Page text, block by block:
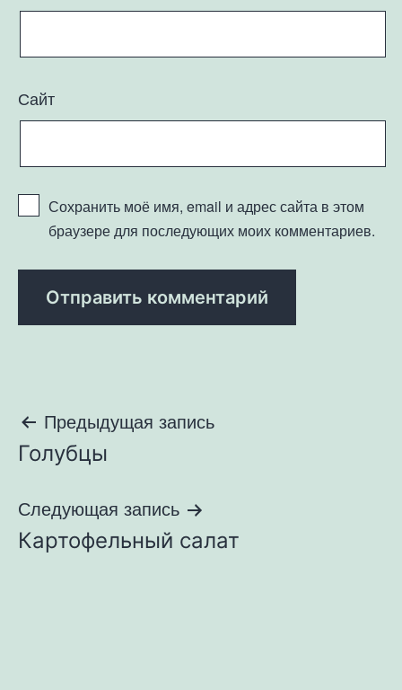
Сайт
Сохранить моё имя, email и адрес сайта в этом
браузере для последующих моих комментариев.
Навигация
по
записям
Предыдущая запись
Голубцы
Следующая запись
Картофельный салат